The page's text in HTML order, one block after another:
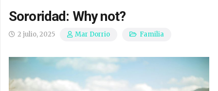
Sororidad: Why not?
2 julio, 2025 Mar Dorrio Familia